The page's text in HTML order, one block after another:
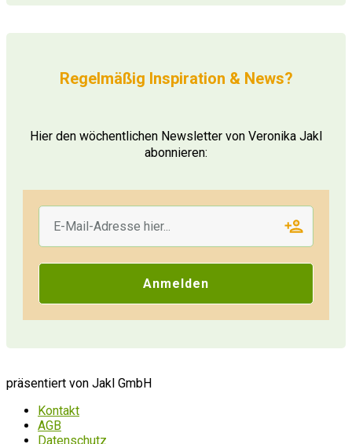
Regelmäßig Inspiration & News?
Hier den wöchentlichen Newsletter von Veronika Jakl
abonnieren:
Anmelden
präsentiert von Jakl GmbH
Kontakt
AGB
Datenschutz